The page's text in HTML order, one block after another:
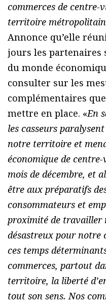
commerces de centre-
territoire
Annonce qu’elle
jours les partenaires
du monde
consulter sur les
complémentaires
mettre en place. «En
les casseurs
notre territoire et
économique de
mois de décembre, et
être aux préparatifs
consommateurs et
proximité de travailler
désastreux pour notre
ces temps
commerces, partout
territoire, la liberté
tout son sens. Nos